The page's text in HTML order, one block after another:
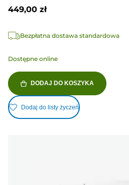
449,00 zł
Bezpłatna dostawa standardowa
Dostępne online
DODAJ DO KOSZYKA
Dodaj do listy życzeń